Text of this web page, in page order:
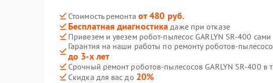
Стоимость ремонта от 480 руб.
Бесплатная диагностика даже при отказе
Привезем и увезем робот-пылесос GARLYN SR-400 сами
Гарантия на наши работы по ремонту роботов-
до 3-х лет
Срочный ремонт роботов-пылесосов GARLYN SR-400 в
Скидка для вас до 20%